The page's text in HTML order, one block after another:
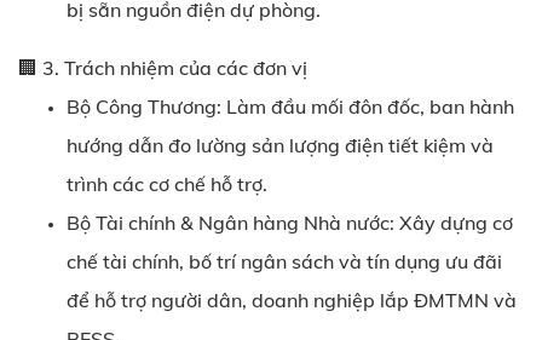
bị sẵn nguồn điện dự phòng.
🏢 3. Trách nhiệm của các đơn vị
Bộ Công Thương: Làm đầu mối đôn đốc, ban hành
hướng dẫn đo lường sản lượng điện tiết kiệm và
trình các cơ chế hỗ trợ.
Bộ Tài chính & Ngân hàng Nhà nước: Xây dựng cơ
chế tài chính, bố trí ngân sách và tín dụng ưu đãi
để hỗ trợ người dân, doanh nghiệp lắp ĐMTMN và